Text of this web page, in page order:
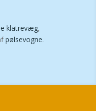
klatrevæg,
pølsevogne.